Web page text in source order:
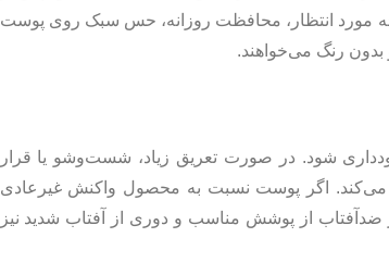
مورد انتظار، محافظت روزانه، حس سبک روی پوست
بدون رنگ می‌خواهند.
شود. در صورت تعریق زیاد، شست‌وشو یا قرار
می‌کند. اگر پوست نسبت به محصول واکنش غیرعادی
از پوشش مناسب و دوری از آفتاب شدید نیز